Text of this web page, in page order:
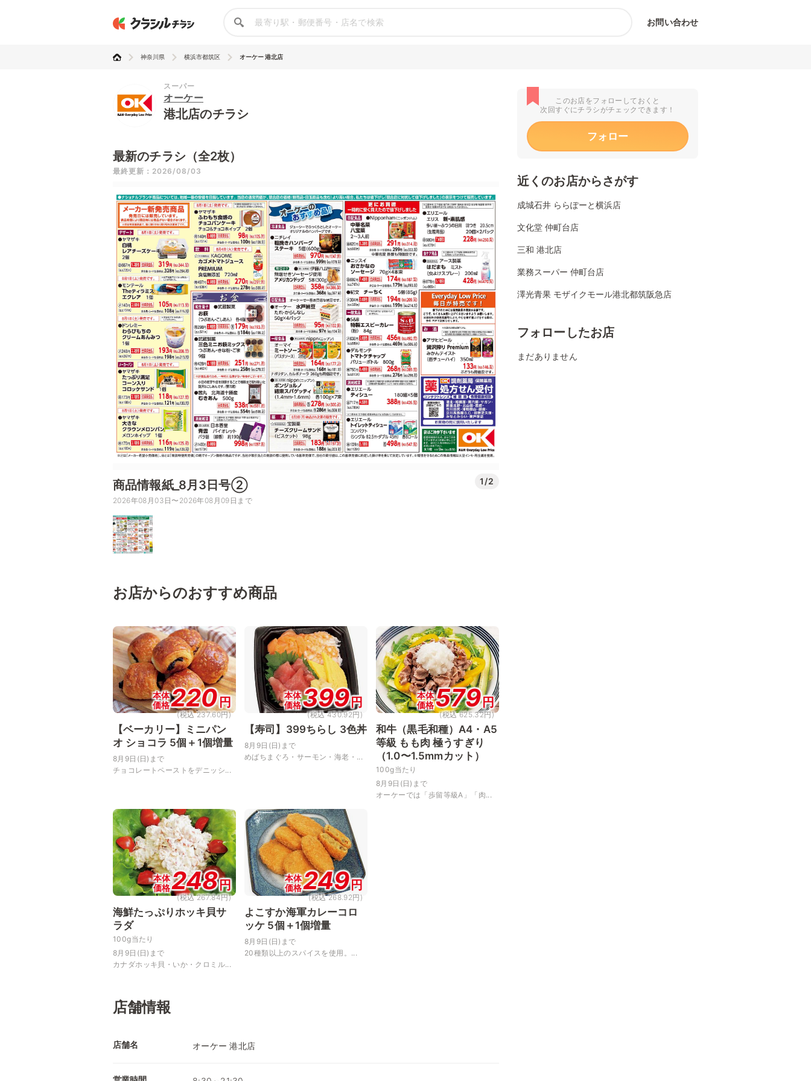
お問い合わせ
神奈川県 横浜市都筑区 オーケー 港北店
スーパー
オーケー
港北店のチラシ
最新のチラシ（全2枚）
最終更新：2026/08/03
商品情報紙_8月3日号② 1/2
2026年08月03日〜2026年08月09日まで
お店からのおすすめ商品
本体
価格220 円
(税込 237.60円)
【ベーカリー】ミニパン
オ ショコラ 5個＋1個増量
8月9日(日)まで
チョコレートペーストをデニッシ...
本体
価格399 円
(税込 430.92円)
【寿司】399ちらし 3色丼
8月9日(日)まで
めばちまぐろ・サーモン・海老・...
本体
価格579 円
(税込 625.32円)
和牛（黒毛和種）A4・A5
等級 もも肉 極うすぎり
（1.0〜1.5mmカット）
100g当たり
8月9日(日)まで
オーケーでは「歩留等級A」「肉...
本体
価格248円
(税込 267.84円)
海鮮たっぷりホッキ貝サ
ラダ
100g当たり
8月9日(日)まで
カナダホッキ貝・いか・クロミル...
本体
価格249 円
(税込 268.92円)
よこすか海軍カレーコロ
ッケ 5個＋1個増量
8月9日(日)まで
20種類以上のスパイスを使用。...
店舗情報
店舗名 オーケー 港北店
このお店をフォローしておくと
次回すぐにチラシがチェックできます！
フォロー
近くのお店からさがす
成城石井 ららぽーと横浜店
文化堂 仲町台店
三和 港北店
業務スーパー 仲町台店
澤光青果 モザイクモール港北都筑阪急店
フォローしたお店
まだありません